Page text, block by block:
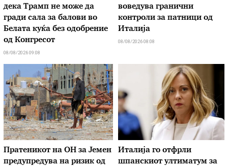
дека Трамп не може да
гради сала за балови во
Белата куќа без одобрение
од Конгресот
08/08/2026 09:08
воведува гранични
контроли за патници од
Италија
08/08/2026 08:08
Пратеникот на ОН за Јемен
предупредува на ризик од
Италија го отфрли
шпанскиот ултиматум за